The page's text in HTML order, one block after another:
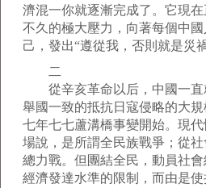
濟混一你就逐漸完成了。它現
不久的極大壓力，向著每個中
己，發出“遵從我，否則就是災
二
從辛亥革命以后，中國一直
舉國一致的抵抗日寇侵略的大
七年七七蘆溝橋事變開始。現
場說，是所謂全民族戰爭；從
總力戰。但團結全民，動員社
經濟發達水準的限制，而由是